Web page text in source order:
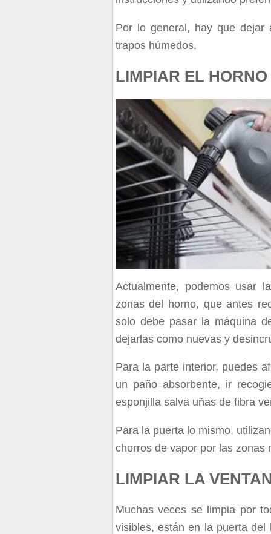
Por lo general, hay que dejar
trapos húmedos.
LIMPIAR EL
Actualmente, podemos usar
zonas del horno, que antes
solo debe pasar la máquina
dejarlas como nuevas y
Para la parte interior, puedes
un paño absorbente, ir
esponjilla salva uñas de fibra
Para la puerta lo mismo,
chorros de vapor por las zonas
LIMPIAR LA
Muchas veces se limpia por
visibles, están en la puerta